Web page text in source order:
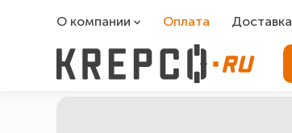
О компании
О компании
Оплата Доставка